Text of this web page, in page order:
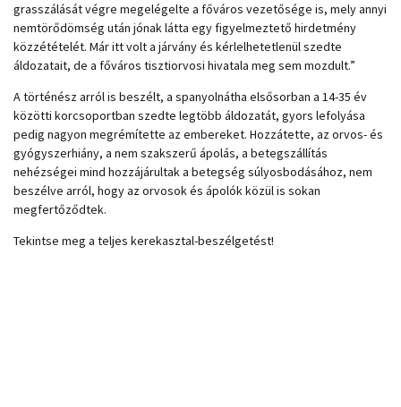
grasszálását végre megelégelte a főváros vezetősége is, mely annyi
nemtörődömség után jónak látta egy figyelmeztető hirdetmény
közzétételét. Már itt volt a járvány és kérlelhetetlenül szedte
áldozatait, de a főváros tisztiorvosi hivatala meg sem mozdult.”
A történész arról is beszélt, a spanyolnátha elsősorban a 14-35 év
közötti korcsoportban szedte legtöbb áldozatát, gyors lefolyása
pedig nagyon megrémítette az embereket. Hozzátette, az orvos- és
gyógyszerhiány, a nem szakszerű ápolás, a betegszállítás
nehézségei mind hozzájárultak a betegség súlyosbodásához, nem
beszélve arról, hogy az orvosok és ápolók közül is sokan
megfertőződtek.
Tekintse meg a teljes kerekasztal-beszélgetést!